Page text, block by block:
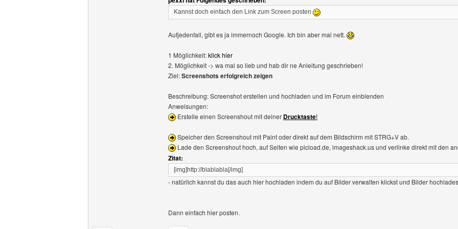
Kannst doch einfach den Link zum Screen posten
Aufjedenfall, gibt es ja immernoch Google. Ich bin aber mal nett.
1 Möglichkeit:klick hier
2. Möglichkeit -> wa mal so lieb und hab dir ne Anleitung geschrieben!
Ziel:Screenshots erfolgreich zeigen
Beschreibung: Screenshot erstellen und hochladen und im Forum einblenden
Anweisungen:
Erstelle einen Screenshout mit deiner Drucktaste!
Speicher den Screenshout mit Paint oder direkt auf dem Bildschirm mit STRG+V ab.
Lade den Screenshout hoch, auf Seiten wie picload.de, imageshack.us und verlinke direkt mit den
Zitat:
[img]http://blablabla[/img]
- natürlich kannst du das auch hier hochladen indem du auf Bilder verwalten klickst und Bilder
Dann einfach hier posten.